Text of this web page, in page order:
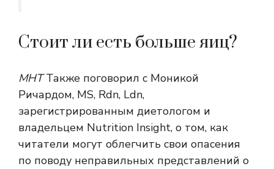
Стоит ли есть больше яиц?
МНТТакже поговорил с Моникой
Ричардом, MS, Rdn, Ldn,
зарегистрированным диетологом и
владельцем Nutrition Insight, о том, как
читатели могут облегчить свои опасения
по поводу неправильных представлений о